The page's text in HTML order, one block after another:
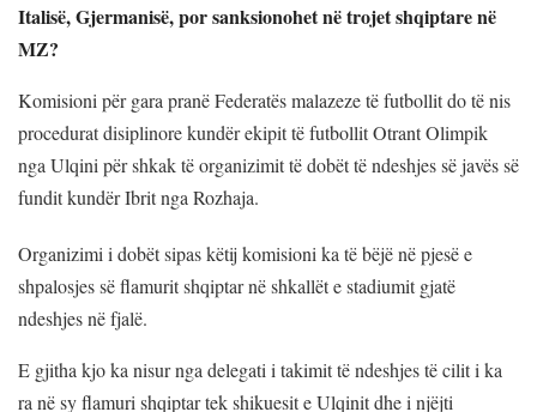
Italisë, Gjermanisë, por sanksionohet në trojet shqiptare në
MZ?
Komisioni për gara pranë Federatës malazeze të futbollit do të nis
procedurat disiplinore kundër ekipit të futbollit Otrant Olimpik
nga Ulqini për shkak të organizimit të dobët të ndeshjes së javës së
fundit kundër Ibrit nga Rozhaja.
Organizimi i dobët sipas këtij komisioni ka të bëjë në pjesë e
shpalosjes së flamurit shqiptar në shkallët e stadiumit gjatë
ndeshjes në fjalë.
E gjitha kjo ka nisur nga delegati i takimit të ndeshjes të cilit i ka
ra në sy flamuri shqiptar tek shikuesit e Ulqinit dhe i njëjti